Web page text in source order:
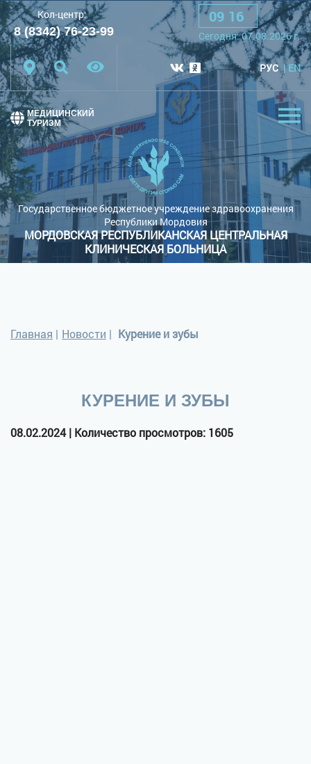
Шрифт: A A A
Цветовая схема: Черная схема
Обычный сайт
Кол-центр:
8 (8342) 76-23-99
09 16
Сегодня:07.08.2026г.
РУС EN
Государственное бюджетное учреждение здравоохранения
Республики Мордовия
МОРДОВСКАЯ РЕСПУБЛИКАНСКАЯ ЦЕНТРАЛЬНАЯ
КЛИНИЧЕСКАЯ БОЛЬНИЦА
МЕДИЦИНСКИЙ
ТУРИЗМ
Главная | Новости | Курение и зубы
КУРЕНИЕ И ЗУБЫ
08.02.2024 | Количество просмотров: 1605